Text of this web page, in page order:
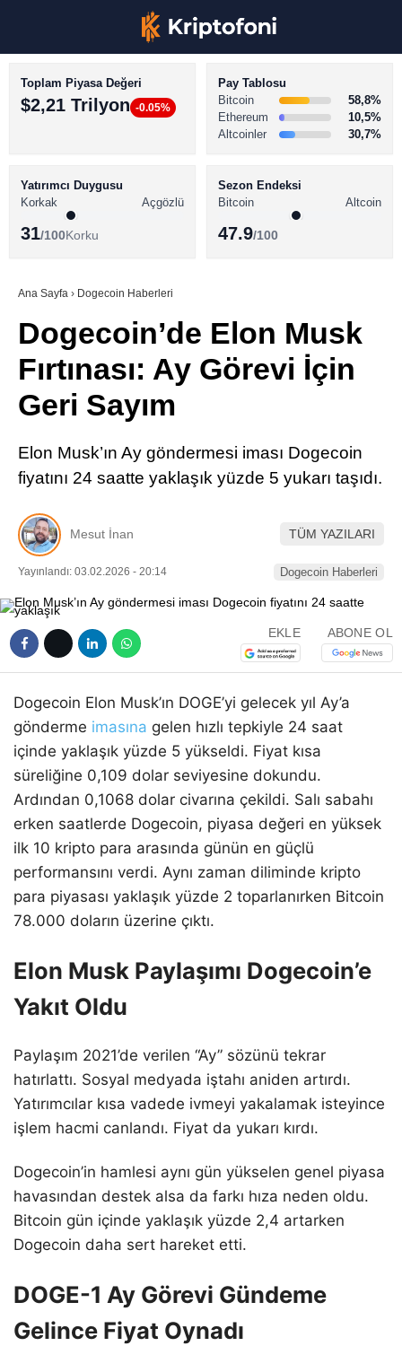
Youtube
TikTok
LinkedIn
Telegram
BİTCOİN HABERLERİ
ALTCOİN HABERLERİ
SÖZLÜK
Toplam Piyasa Değeri
$2,21 Trilyon -0.05%
Pay Tablosu
Bitcoin
58,8%
Ethereum
10,5%
Altcoinler
30,7%
Yatırımcı Duygusu
Korkak
Açgözlü
31/100Korku
Sezon Endeksi
Bitcoin
Altcoin
47.9/100
Ana Sayfa › Dogecoin Haberleri
Dogecoin’de Elon Musk
Fırtınası: Ay Görevi İçin
Geri Sayım
Elon Musk’ın Ay göndermesi iması Dogecoin
fiyatını 24 saatte yaklaşık yüzde 5 yukarı taşıdı.
Mesut İnan TÜM YAZILARI
Yayınlandı: 03.02.2026 - 20:14 Dogecoin Haberleri
EKLE ABONE OL
Dogecoin Elon Musk’ın DOGE’yi gelecek yıl Ay’a
gönderme imasına gelen hızlı tepkiyle 24 saat
içinde yaklaşık yüzde 5 yükseldi. Fiyat kısa
süreliğine 0,109 dolar seviyesine dokundu.
Ardından 0,1068 dolar civarına çekildi. Salı sabahı
erken saatlerde Dogecoin, piyasa değeri en yüksek
ilk 10 kripto para arasında günün en güçlü
performansını verdi. Aynı zaman diliminde kripto
para piyasası yaklaşık yüzde 2 toparlanırken Bitcoin
78.000 doların üzerine çıktı.
Elon Musk Paylaşımı Dogecoin’e
Yakıt Oldu
Paylaşım 2021’de verilen “Ay” sözünü tekrar
hatırlattı. Sosyal medyada iştahı aniden artırdı.
Yatırımcılar kısa vadede ivmeyi yakalamak isteyince
işlem hacmi canlandı. Fiyat da yukarı kırdı.
Dogecoin’in hamlesi aynı gün yükselen genel piyasa
havasından destek alsa da farkı hıza neden oldu.
Bitcoin gün içinde yaklaşık yüzde 2,4 artarken
Dogecoin daha sert hareket etti.
DOGE-1 Ay Görevi Gündeme
Gelince Fiyat Oynadı